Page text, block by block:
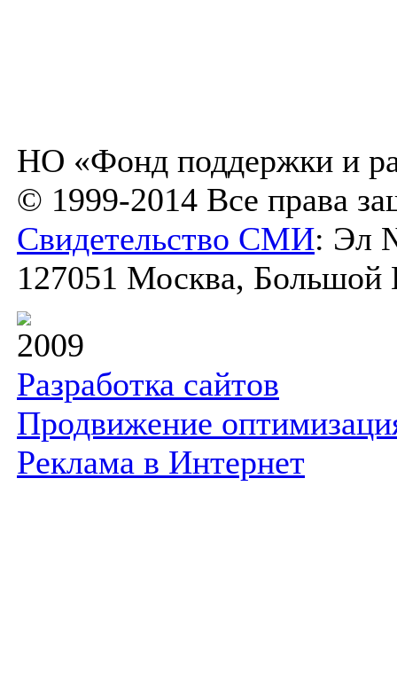
НО «Фонд поддержки и
© 1999-2014 Все права
Свидетельство СМИ: Эл
127051 Москва, Большой
2009
Разработка сайтов
Продвижение
Реклама в Интернет